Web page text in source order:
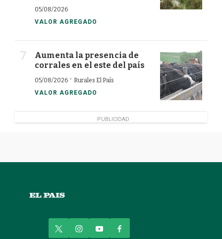
05/08/2026
VALOR AGREGADO
Aumenta la presencia de
corrales en el este del país
05/08/2026 · Rurales El País
VALOR AGREGADO
PUBLICIDAD
i
y